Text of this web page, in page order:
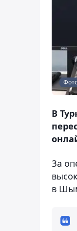
В
За
в